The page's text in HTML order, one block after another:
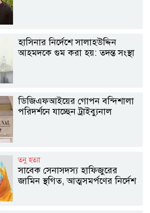
হাসিনার নির্দেশে সালাহউদ্দিন
আহমদকে গুম করা হয়: তদন্ত সংস্থা
ডিজিএফআইয়ের গোপন বন্দিশালা
পরিদর্শনে যাচ্ছেন ট্রাইব্যুনাল
তনু হত্যা
সাবেক সেনাসদস্য হাফিজুরের
জামিন স্থগিত, আত্মসমর্পণের নির্দেশ